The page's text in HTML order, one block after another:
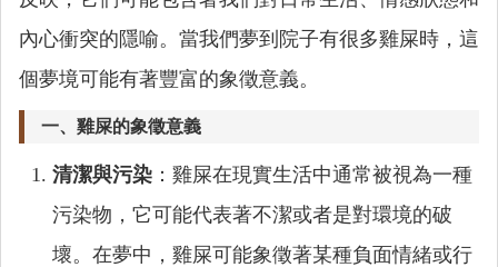
內心衝突的隱喻。當我們夢到院子有很多雞屎時，這
個夢境可能有著豐富的象徵意義。
一、雞屎的象徵意義
清潔與污染 ：雞屎在現實生活中通常被視為一種
污染物，它可能代表著不潔或者是對環境的破
壞。在夢中，雞屎可能象徵著某種負面情緒或行